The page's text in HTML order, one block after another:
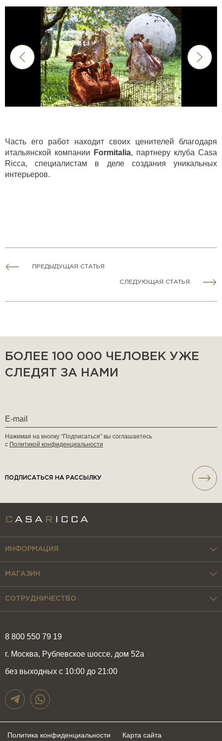
Часть его работ находит своих ценителей благодаря
итальянской компании
Formitalia, партнеру клуба Casa
Ricca, специалистам в деле создания уникальных
интерьеров.
ПРЕДЫДУЩАЯ СТАТЬЯ
СЛЕДУЮЩАЯ СТАТЬЯ
БОЛЕЕ 100 000 ЧЕЛОВЕК УЖЕ
СЛЕДЯТ ЗА НАМИ
Нажимая на кнопку “Подписаться” вы соглашаетесь
с Политикой конфиденциальности
ПОДПИСАТЬСЯ НА РАССЫЛКУ
8 800 550 79 19
г. Москва, Рублевское шоссе, дом 52а
без выходных с 10:00 до 21:00
ИНФОРМАЦИЯ
МАГАЗИН
СОТРУДНИЧЕСТВО
Политика конфиденциальности Карта сайта